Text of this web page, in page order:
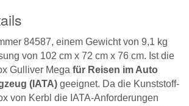
84587, einem Gewicht von 9,1 kg
von 102 cm x 72 cm x 76 cm. Ist die
Gulliver Mega für Reisen im Auto
(IATA) geeignet. Da die Kunststoff-
von Kerbl die IATA-Anforderungen